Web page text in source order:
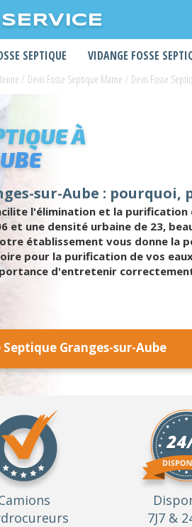
SEPTIQUE VIDANGE FOSSE
/ Devis Fosse Septique Marne / Devis Fosse
À
sur-Aube : pourquoi,
l'élimination et la
et une densité urbaine de 23,
établissement vous donne la
pour la purification de vos eaux
d'entretenir
Septique Granges-sur-Aube
7J7 &